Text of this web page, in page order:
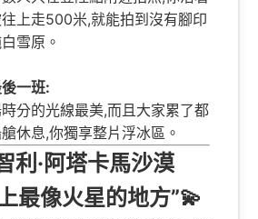
上走500米,就能拍到沒有腳印
雪原。
一班:
分的光線最美,而且大家累了都
休息,你獨享整片浮冰區。
利·阿塔卡馬沙漠
像火星的地方”💫